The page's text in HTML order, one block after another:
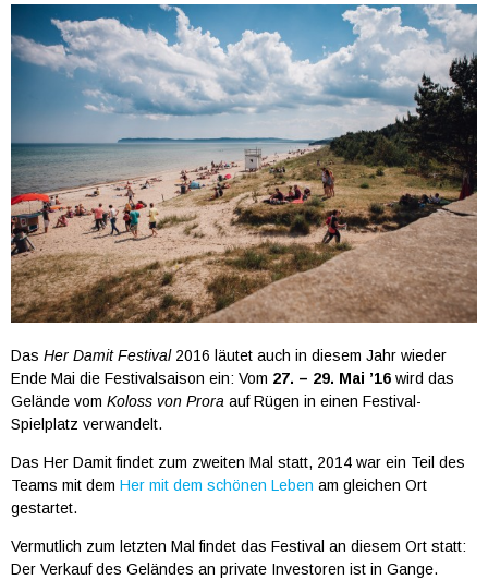
Das Her Damit Festival2016 läutet auch in diesem Jahr wieder
Ende Mai die Festivalsaison ein: Vom 27. – 29. Mai ’16 wird das
Gelände vom Koloss von Prora auf Rügen in einen Festival-
Spielplatz verwandelt.
Das Her Damit findet zum zweiten Mal statt, 2014 war ein Teil des
Teams mit dem Her mit dem schönen Leben am gleichen Ort
gestartet.
Vermutlich zum letzten Mal findet das Festival an diesem Ort statt:
Der Verkauf des Geländes an private Investoren ist in Gange.